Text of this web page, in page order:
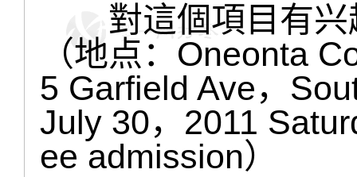
對這個項目有兴
（地点：Oneonta
5 Garfield Ave，
July 30，2011
ee admission）